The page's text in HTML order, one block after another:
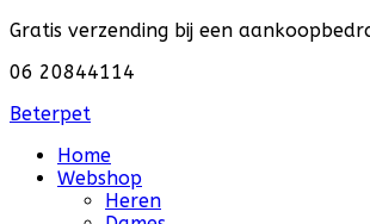
Gratis verzending bij een
06 20844114
Beterpet
Home
Webshop
Heren